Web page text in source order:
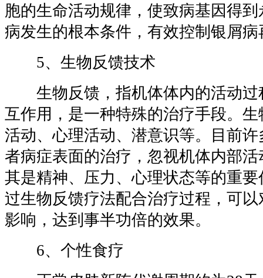
胞的生命活动规律，使致病基因得
病发生的根本条件，有效控制银屑
5、生物反馈技术
生物反馈，指机体体内的活动过
互作用，是一种特殊的治疗手段。
活动、心理活动、潜意识等。目前
者病症表面的治疗，忽视机体内部
其是精神、压力、心理状态等的重
过生物反馈疗法配合治疗过程，可
影响，达到事半功倍的效果。
6、个性食疗